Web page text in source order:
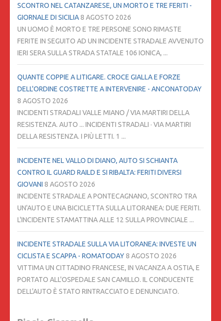
SCONTRO NEL CATANZARESE, UN MORTO E TRE FERITI -
GIORNALE DI SICILIA8 AGOSTO 2026
UN UOMO È MORTO E TRE PERSONE SONO RIMASTE
FERITE IN SEGUITO AD UN INCIDENTE STRADALE AVVENUTO
IERI SERA SULLA STRADA STATALE 106 IONICA, ...
QUANTE COPPIE A LITIGARE. CROCE GIALLA E FORZE
DELL'ORDINE COSTRETTE A INTERVENIRE - ANCONATODAY
8 AGOSTO 2026
INCIDENTI STRADALI VALLE MIANO / VIA MARTIRI DELLA
RESISTENZA. AUTO ... INCIDENTI STRADALI · VIA MARTIRI
DELLA RESISTENZA. I PIÙ LETTI. 1 ...
INCIDENTE NEL VALLO DI DIANO, AUTO SI SCHIANTA
CONTRO IL GUARD RAILD E SI RIBALTA: FERITI DIVERSI
GIOVANI 8 AGOSTO 2026
INCIDENTE STRADALE A PONTECAGNANO, SCONTRO TRA
UN'AUTO E UNA BICICLETTA SULLA LITORANEA: DUE FERITI.
L'INCIDENTE STAMATTINA ALLE 12 SULLA PROVINCIALE ...
INCIDENTE STRADALE SULLA VIA LITORANEA: INVESTE UN
CICLISTA E SCAPPA - ROMATODAY8 AGOSTO 2026
VITTIMA UN CITTADINO FRANCESE, IN VACANZA A OSTIA, E
PORTATO ALL'OSPEDALE SAN CAMILLO. IL CONDUCENTE
DELL'AUTO È STATO RINTRACCIATO E DENUNCIATO.